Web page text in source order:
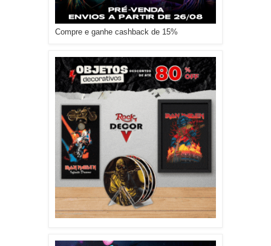
Compre e ganhe cashback de 15%